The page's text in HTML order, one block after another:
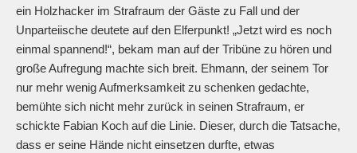
ein Holzhacker im Strafraum der Gäste zu Fall und der
Unparteiische deutete auf den Elferpunkt! „Jetzt wird es noch
einmal spannend!“, bekam man auf der Tribüne zu hören und
große Aufregung machte sich breit. Ehmann, der seinem Tor
nur mehr wenig Aufmerksamkeit zu schenken gedachte,
bemühte sich nicht mehr zurück in seinen Strafraum, er
schickte Fabian Koch auf die Linie. Dieser, durch die Tatsache,
dass er seine Hände nicht einsetzen durfte, etwas